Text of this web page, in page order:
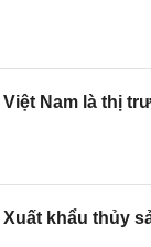
Việt Nam là thị
Xuất khẩu thủy